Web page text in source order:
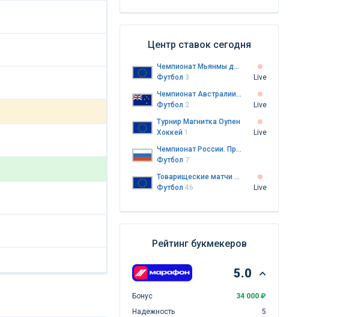
Центр ставок сегодня
Чемпионат Мьянмы до 20 лет
Футбол 3
Live
Чемпионат Австралии. Премьер-лига Северного Нового Южного Уэльса. Женщины
Футбол 2
Live
Турнир Магнитка Оупен
Хоккей 1
Live
Чемпионат России. Премьер-лига
Футбол 7
Товарищеские матчи клубов
Футбол 46 Live
Рейтинг букмекеров
5.0
Бонус
34 000 ₽
Надежность
5